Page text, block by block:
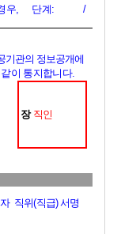
우, 단계
기관의 정보공개에
같이 통지합니다.
장 직인
직위(직급) 서명